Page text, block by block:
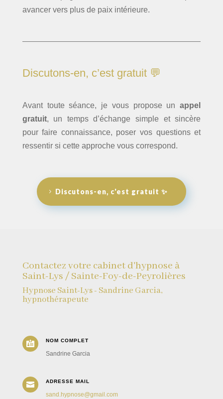
avancer vers plus de paix intérieure.
Discutons-en, c’est gratuit 💬
Avant toute séance, je vous propose unappel
gratuit, un temps d’échange simple et sincère
pour faire connaissance, poser vos questions et
ressentir si cette approche vous correspond.
Discutons-en, c'est gratuit ✨
Contactez votre cabinet d'hypnose à
Saint-Lys / Sainte-Foy-de-Peyrolières
Hypnose Saint-Lys - Sandrine Garcia,
hypnothérapeute
 NOM COMPLET
Sandrine Garcia
 ADRESSE MAIL
sand.hypnose@gmail.com